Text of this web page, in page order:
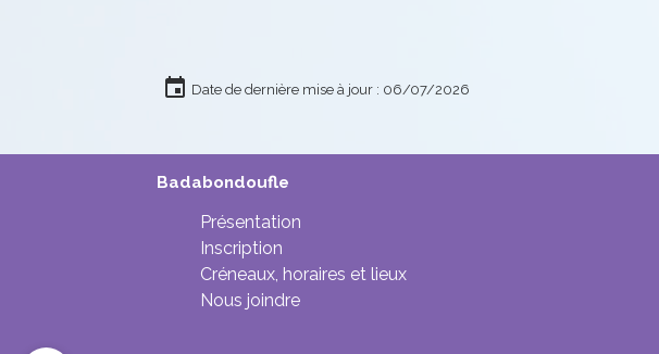
Date de dernière mise à jour : 06/07/2026
Badabondoufle
Présentation
Inscription
Créneaux, horaires et lieux
Nous joindre